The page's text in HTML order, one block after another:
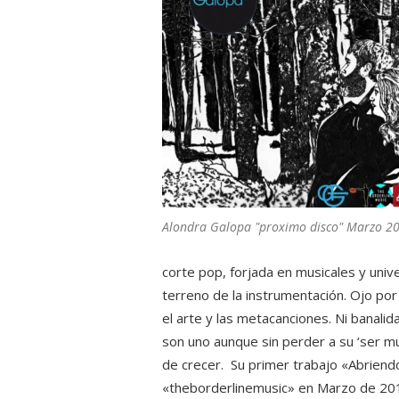
Alondra Galopa "proximo disco" Marzo
corte pop, forjada en musicales y
terreno de la instrumentación. Ojo
el arte y las metacanciones. Ni
son uno aunque sin perder a su ‘ser
de crecer. Su primer trabajo
«theborderlinemusic» en Marzo de